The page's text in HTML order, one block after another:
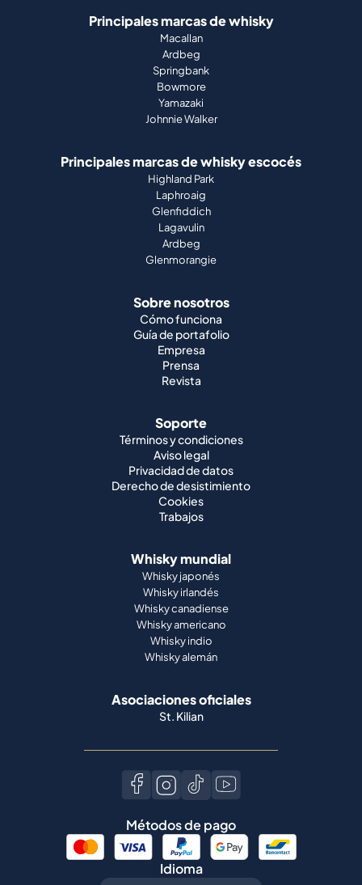
Principales marcas de whisky
Macallan
Ardbeg
Springbank
Bowmore
Yamazaki
Johnnie Walker
Principales marcas de whisky escocés
Highland Park
Laphroaig
Glenfiddich
Lagavulin
Ardbeg
Glenmorangie
Sobre nosotros
Cómo funciona
Guía de portafolio
Empresa
Prensa
Revista
Soporte
Términos y condiciones
Aviso legal
Privacidad de datos
Derecho de desistimiento
Cookies
Trabajos
Whisky mundial
Whisky japonés
Whisky irlandés
Whisky canadiense
Whisky americano
Whisky indio
Whisky alemán
Asociaciones oficiales
St. Kilian
Métodos de pago
Idioma